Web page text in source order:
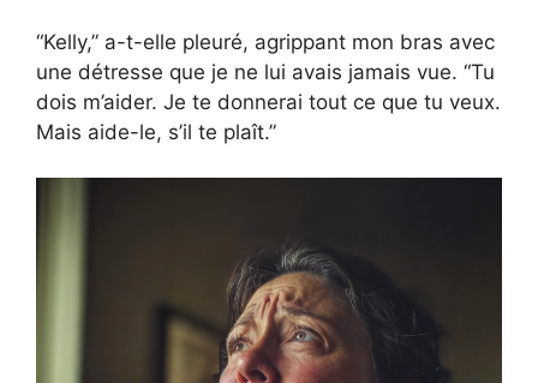
“Kelly,” a-t-elle pleuré, agrippant mon bras avec
une détresse que je ne lui avais jamais vue. “Tu
dois m’aider. Je te donnerai tout ce que tu veux.
Mais aide-le, s’il te plaît.”